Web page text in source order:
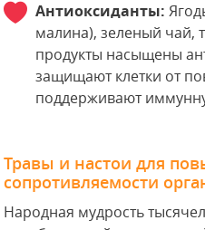
Антиоксиданты:
малина), зеленый чай,
продукты насыщены
защищают клетки от
поддерживают
Травы и настои для
сопротивляемости
Народная мудрость